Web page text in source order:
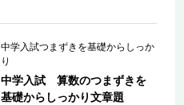
中学入試つまずきを基礎からしっか
り
中学入試 算数のつまずきを
基礎からしっかり文章題